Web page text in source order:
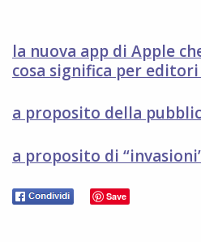
la nuova app di Apple
cosa significa per editori
a proposito della
a proposito di
Save